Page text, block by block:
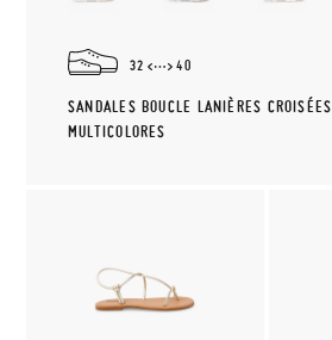
32 40
SANDALES BOUCLE LANIÈRES CROISÉES
MULTICOLORES